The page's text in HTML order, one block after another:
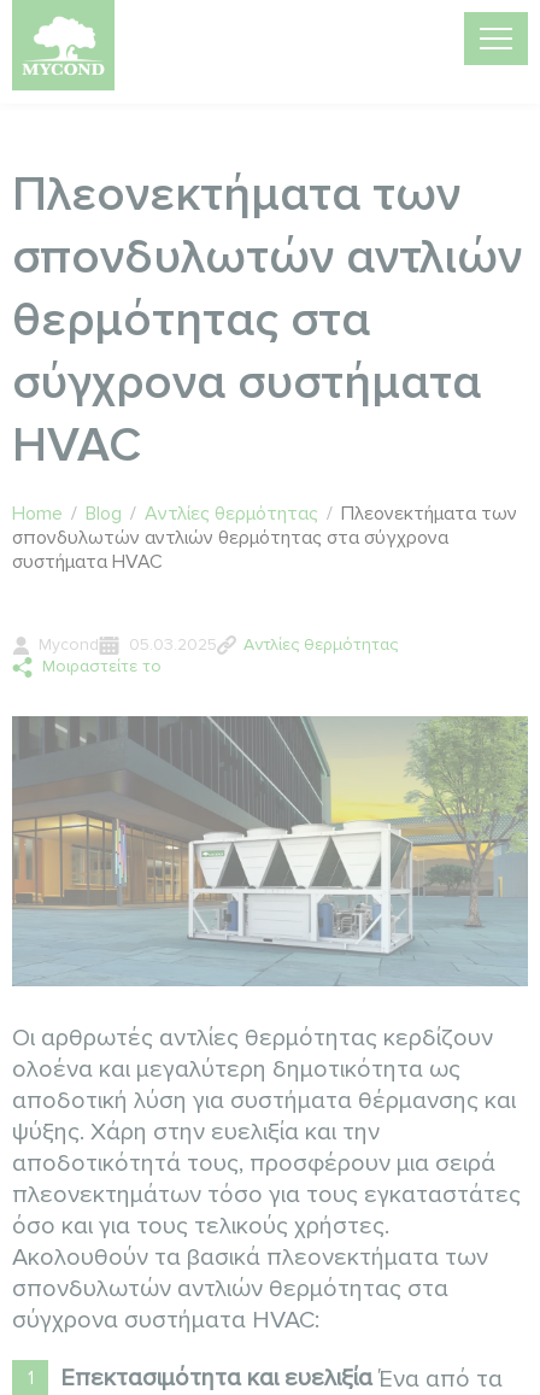
Πλεονεκτήματα των
σπονδυλωτών αντλιών
θερμότητας στα
σύγχρονα συστήματα
HVAC
Home / Blog / Αντλίες θερμότητας / Πλεονεκτήματα των
σπονδυλωτών αντλιών θερμότητας στα σύγχρονα
συστήματα HVAC
Mycond 05.03.2025
Αντλίες θερμότητας
Μοιραστείτε το
Οι αρθρωτές αντλίες θερμότητας κερδίζουν
ολοένα και μεγαλύτερη δημοτικότητα ως
αποδοτική λύση για συστήματα θέρμανσης και
ψύξης. Χάρη στην ευελιξία και την
αποδοτικότητά τους, προσφέρουν μια σειρά
πλεονεκτημάτων τόσο για τους εγκαταστάτες
όσο και για τους τελικούς χρήστες.
Ακολουθούν τα βασικά πλεονεκτήματα των
σπονδυλωτών αντλιών θερμότητας στα
σύγχρονα συστήματα HVAC:
Επεκτασιμότητα και ευελιξίαΈνα από τα